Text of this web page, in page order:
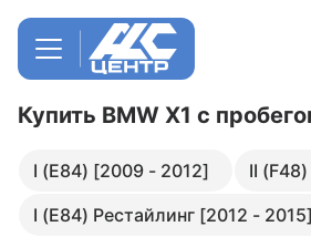
Купить BMW X1 с
I (E84) [2009 - 2012]
II
I (E84) Рестайлинг [2012 - 2015]